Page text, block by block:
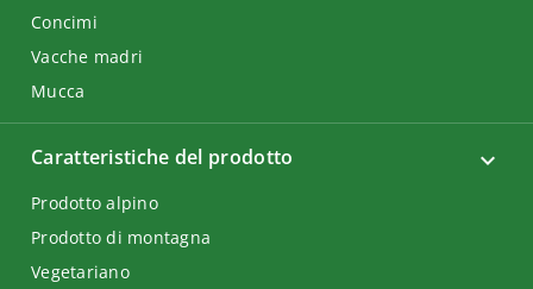
Concimi
Vacche madri
Mucca
Caratteristiche del prodotto
Prodotto alpino
Prodotto di montagna
Vegetariano